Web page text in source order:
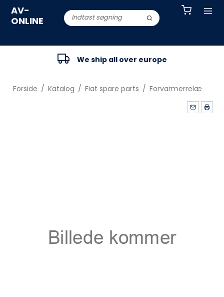
AV-
ONLINE
We ship all over europe
Forside / Katalog / Fiat spare parts / Forvarmerrelæ